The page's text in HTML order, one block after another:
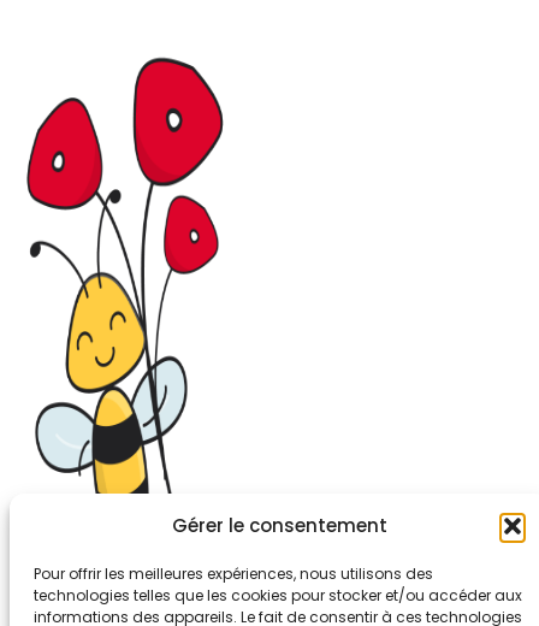
Gérer le consentement
Pour offrir les meilleures expériences, nous utilisons des
technologies telles que les cookies pour stocker et/ou accéder aux
informations des appareils. Le fait de consentir à ces technologies